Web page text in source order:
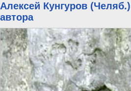
Алексей Кунгуров
автора